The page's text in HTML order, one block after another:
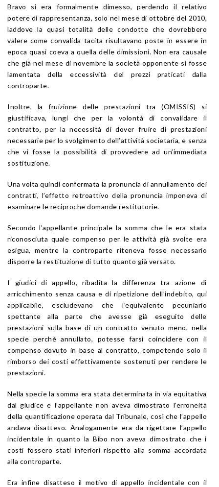
Bravo si era formalmente dimesso, perdendo il relativo
potere di rappresentanza, solo nel mese di ottobre del 2010,
laddove la quasi totalità delle condotte che dovrebbero
valere come convalida tacita risultavano poste in essere in
epoca quasi coeva a quella delle dimissioni. Non era causale
che già nel mese di novembre la società opponente si fosse
lamentata della eccessività del prezzi praticati dalla
controparte.
Inoltre, la fruizione delle prestazioni tra (OMISSIS) si
giustificava, lungi che per la volontà di convalidare il
contratto, per la necessità di dover fruire di prestazioni
necessarie per lo svolgimento dell’attività societaria, e senza
che vi fosse la possibilità di provvedere ad un’immediata
sostituzione.
Una volta quindi confermata la pronuncia di annullamento dei
contratti, l’effetto retroattivo della pronuncia imponeva di
esaminare le reciproche domande restitutorie.
Secondo l’appellante principale la somma che le era stata
riconosciuta quale compenso per le attività già svolte era
esigua, mentre la controparte riteneva fosse necessario
disporre la restituzione di tutto quanto già versato.
I giudici di appello, ribadita la differenza tra azione di
arricchimento senza causa e di ripetizione dell’indebito, qui
applicabile, escludevano che l’equivalente pecuniario
spettante alla parte che avesse già eseguito delle
prestazioni sulla base di un contratto venuto meno, nella
specie perchè annullato, potesse farsi coincidere con il
compenso dovuto in base al contratto, competendo solo il
rimborso dei costi effettivamente sostenuti per rendere le
prestazioni.
Nella specie la somma era stata determinata in via equitativa
dal giudice e l’appellante non aveva dimostrato l’erroneità
della quantificazione operata dal Tribunale, così che l’appello
andava disatteso. Analogamente era da rigettare l’appello
incidentale in quanto la Bibo non aveva dimostrato che i
costi fossero stati inferiori rispetto alla somma accordata
alla controparte.
Era infine disatteso il motivo di appello incidentale con il